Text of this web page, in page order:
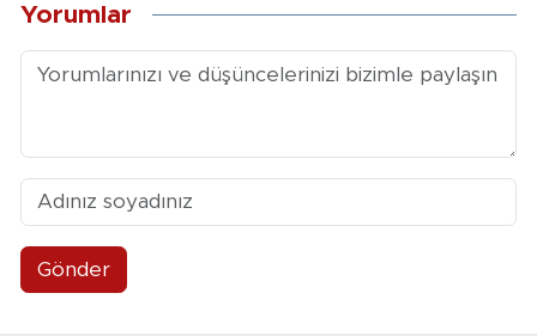
Yorumlar
Gönder